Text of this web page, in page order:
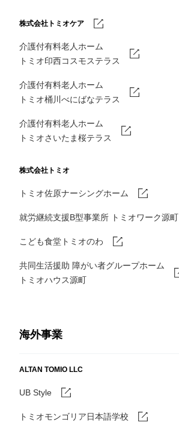
株式会社トミオケア
介護付有料老人ホーム
トミオ印西コスモステラス
介護付有料老人ホーム
トミオ桶川べにばなテラス
介護付有料老人ホーム
トミオさいたま桜テラス
株式会社トミオ
トミオ佐原ナーシングホーム
就労継続支援B型事業所 トミオワーク源町
こども食堂トミオのわ
共同生活援助 障がい者グループホーム
トミオハウス源町
海外事業
ALTAN TOMIO LLC
UB Style
トミオモンゴリア日本語学校